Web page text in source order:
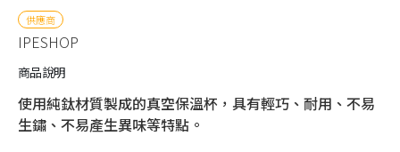
供應商
IPESHOP
商品說明
使用純鈦材質製成的真空保溫杯，具有輕巧、耐用、不易
生鏽、不易產生異味等特點。